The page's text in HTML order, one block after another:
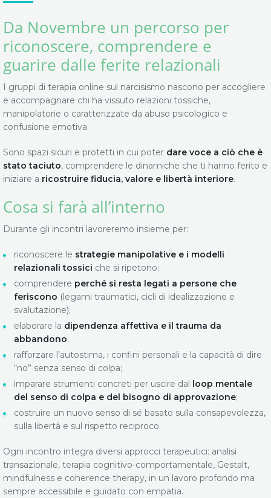
Da Novembre un percorso per
riconoscere, comprendere e
guarire dalle ferite relazionali
I gruppi di terapia online sul narcisismo nascono per accogliere
e accompagnare chi ha vissuto relazioni tossiche,
manipolatorie o caratterizzate da abuso psicologico e
confusione emotiva.
Sono spazi sicuri e protetti in cui poter dare voce a ciò che è
stato taciuto, comprendere le dinamiche che ti hanno ferito e
iniziare a ricostruire fiducia, valore e libertà interiore.
Cosa si farà all’interno
Durante gli incontri lavoreremo insieme per:
riconoscere le strategie manipolative e i modelli
relazionali tossici che si ripetono;
comprendere perché si resta legati a persone che
feriscono (legami traumatici, cicli di idealizzazione e
svalutazione);
elaborare la dipendenza affettiva e il trauma da
abbandono;
rafforzare l’autostima, i confini personali e la capacità di dire
“no” senza senso di colpa;
imparare strumenti concreti per uscire dal loop mentale
del senso di colpa e del bisogno di approvazione;
costruire un nuovo senso di sé basato sulla consapevolezza,
sulla libertà e sul rispetto reciproco.
Ogni incontro integra diversi approcci terapeutici: analisi
transazionale, terapia cognitivo-comportamentale, Gestalt,
mindfulness e coherence therapy, in un lavoro profondo ma
sempre accessibile e guidato con empatia.